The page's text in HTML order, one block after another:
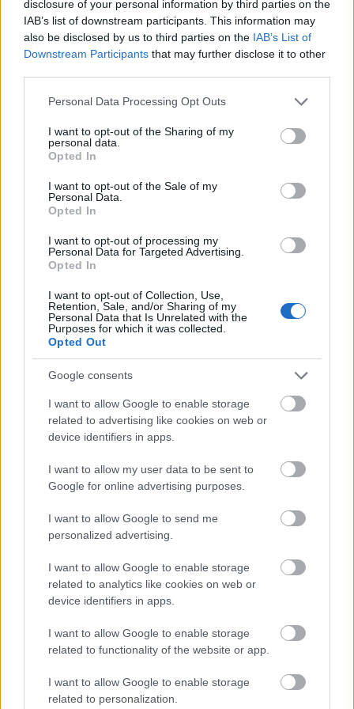
disclosure of your personal information by third parties on the
IAB’s list of downstream participants. This information may
also be disclosed by us to third parties on the IAB’s List of
Downstream Participants that may further disclose it to other
Please note that this website/app uses one or more Google
not limited to your visit or usage behaviour. You may click to
grant or deny consent to Google and its third-party tags to
use your data for below specified purposes in below Google
consent section.
Personal Data Processing Opt Outs
I want to opt-out of the Sharing of my
personal data.
Opted In
I want to opt-out of the Sale of my
Personal Data.
Opted In
I want to opt-out of processing my
Personal Data for Targeted Advertising.
Opted In
I want to opt-out of Collection, Use,
Retention, Sale, and/or Sharing of my
Personal Data that Is Unrelated with the
Purposes for which it was collected.
Opted Out
Google consents
I want to allow Google to enable storage
related to advertising like cookies on web or
device identifiers in apps.
I want to allow my user data to be sent to
Google for online advertising purposes.
I want to allow Google to send me
personalized advertising.
I want to allow Google to enable storage
related to analytics like cookies on web or
device identifiers in apps.
I want to allow Google to enable storage
related to functionality of the website or app.
I want to allow Google to enable storage
related to personalization.
Λόγω της οσμής, αναστάτωση προκλήθηκε και
Δήμο Αγίου Δημητρίου
, ο οποίος αρχικά
ξεκίνησε εκκένωση του Δημαρχείου και ήταν
πόλης καθαρά για προληπτικούς λόγους, ωστόσο
οι διαβεβαιώσεις που επίσης έλαβε η δημοτική
Αρχή από την Πυροσβεστική και τις άλλες
αρμόδιες υπηρεσίες, σταμάτησαν τις όποιες
αρχικές αποφάσεις.
«Ήμασταν έτοιμοι να εκκενώσουμε σχολεία, γιατί